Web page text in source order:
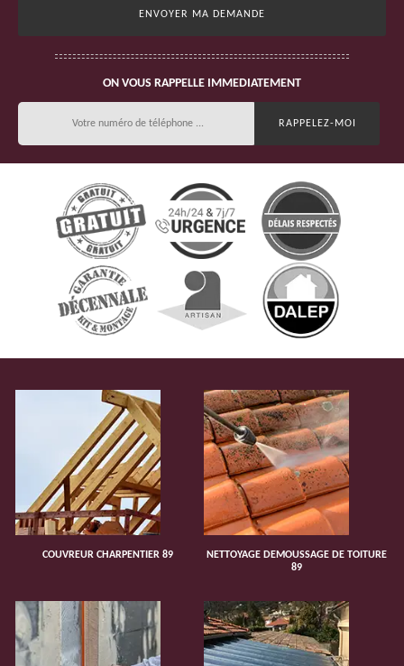
ON VOUS RAPPELLE IMMEDIATEMENT
COUVREUR CHARPENTIER 89
NETTOYAGE DEMOUSSAGE DE TOITURE
89